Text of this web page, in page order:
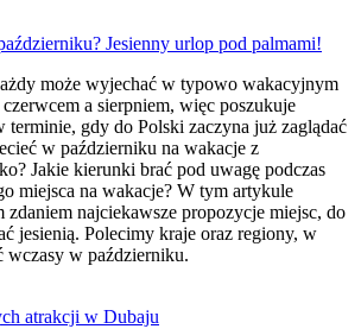
Jesienny urlop pod palmami!
może wyjechać w typowo wakacyjnym
a sierpniem, więc poszukuje
terminie, gdy do Polski zaczyna już zaglądać
w październiku na wakacje z
Jakie kierunki brać pod uwagę podczas
miejsca na wakacje? W tym artykule
zdaniem najciekawsze propozycje miejsc, do
jesienią. Polecimy kraje oraz regiony, w
wczasy w październiku.
atrakcji w Dubaju